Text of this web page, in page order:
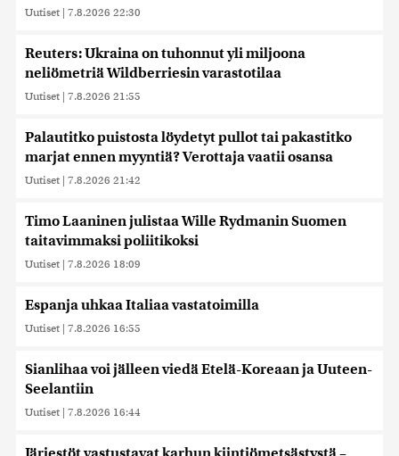
Uutiset | 7.8.2026 22:30
Reuters: Ukraina on tuhonnut yli miljoona
neliömetriä Wildberriesin varastotilaa
Uutiset | 7.8.2026 21:55
Palautitko puistosta löydetyt pullot tai pakastitko
marjat ennen myyntiä? Verottaja vaatii osansa
Uutiset | 7.8.2026 21:42
Timo Laaninen julistaa Wille Rydmanin Suomen
taitavimmaksi poliitikoksi
Uutiset | 7.8.2026 18:09
Espanja uhkaa Italiaa vastatoimilla
Uutiset | 7.8.2026 16:55
Sianlihaa voi jälleen viedä Etelä-Koreaan ja Uuteen-
Seelantiin
Uutiset | 7.8.2026 16:44